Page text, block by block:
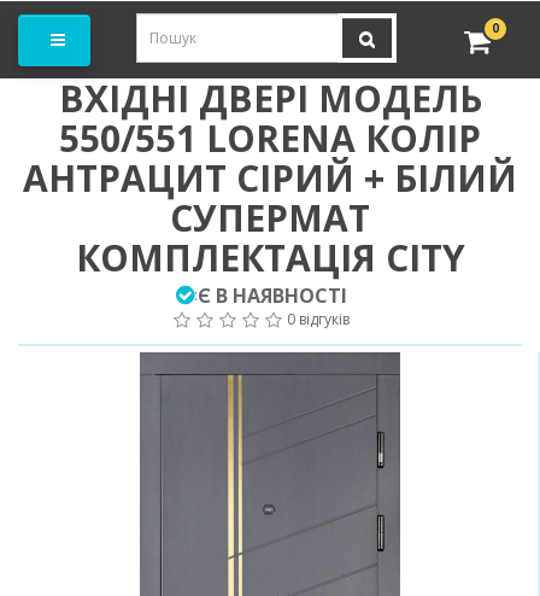
0
ВХІДНІ ДВЕРІ МОДЕЛЬ
550/551 LORENA КОЛІР
АНТРАЦИТ СІРИЙ + БІЛИЙ
СУПЕРМАТ
КОМПЛЕКТАЦІЯ CITY
:Є В НАЯВНОСТІ
0 відгуків